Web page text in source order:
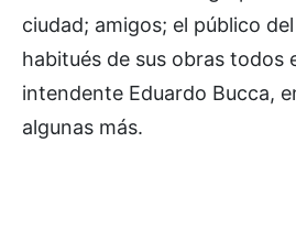
ciudad; amigos; el público
habitués de sus obras todos
intendente Eduardo Bucca,
algunas más.